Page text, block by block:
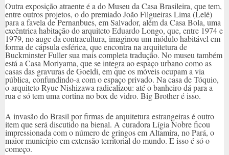
Outra exposição atraente é a do Museu da Casa Brasileira, que tem,
entre outros projetos, o do premiado João Filgueiras Lima (Lelé)
para a favela de Pernanbues, em Salvador, além da Casa Bola, uma
excêntrica habitação do arquiteto Eduardo Longo, que, entre 1974 e
1979, no auge da contracultura, imaginou um módulo habitável em
forma de cápsula esférica, que encontra na arquitetura de
Buckminster Fuller sua mais completa tradução. No museu também
está a Casa Moriyama, que se integra ao espaço urbano como as
casas das gravuras de Goeldi, em que os móveis ocupam a via
pública, confundindo-a com o espaço privado. Na casa de Tóquio,
o arquiteto Ryue Nishizawa radicalizou: até o banheiro dá para a
rua e só tem uma cortina no box de vidro. Big Brother é isso.
A invasão do Brasil por firmas de arquitetura estrangeiras é outro
item que será discutido na bienal. A curadora Lígia Nobre ficou
impressionada com o número de gringos em Altamira, no Pará, o
maior município em extensão territorial do mundo. E isso é só o
começo.